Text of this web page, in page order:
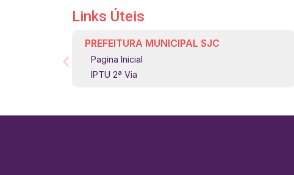
Links Úteis
PREFEITURA MUNICIPAL SJC
Pagina Inicial
IPTU 2ª Via